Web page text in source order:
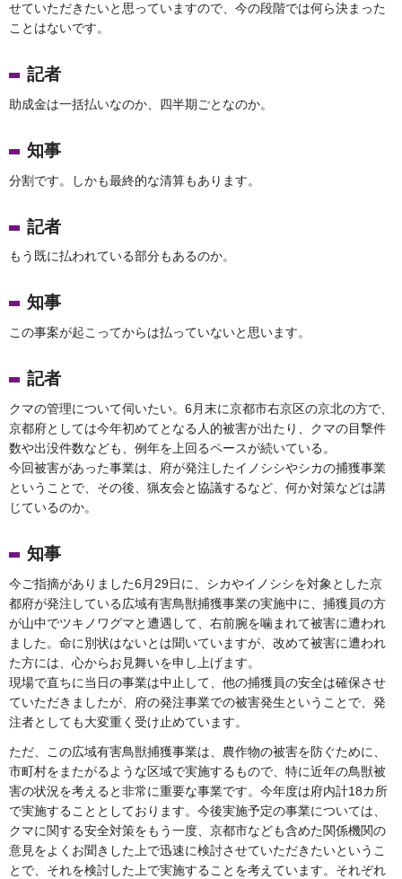
せていただきたいと思っていますので、今の段階では何ら決まった
ことはないです。
記者
助成金は一括払いなのか、四半期ごとなのか。
知事
分割です。しかも最終的な清算もあります。
記者
もう既に払われている部分もあるのか。
知事
この事案が起こってからは払っていないと思います。
記者
クマの管理について伺いたい。6月末に京都市右京区の京北の方で、
京都府としては今年初めてとなる人的被害が出たり、クマの目撃件
数や出没件数なども、例年を上回るペースが続いている。
今回被害があった事業は、府が発注したイノシシやシカの捕獲事業
ということで、その後、猟友会と協議するなど、何か対策などは講
じているのか。
知事
今ご指摘がありました6月29日に、シカやイノシシを対象とした京
都府が発注している広域有害鳥獣捕獲事業の実施中に、捕獲員の方
が山中でツキノワグマと遭遇して、右前腕を噛まれて被害に遭われ
ました。命に別状はないとは聞いていますが、改めて被害に遭われ
た方には、心からお見舞いを申し上げます。
現場で直ちに当日の事業は中止して、他の捕獲員の安全は確保させ
ていただきましたが、府の発注事業での被害発生ということで、発
注者としても大変重く受け止めています。
ただ、この広域有害鳥獣捕獲事業は、農作物の被害を防ぐために、
市町村をまたがるような区域で実施するもので、特に近年の鳥獣被
害の状況を考えると非常に重要な事業です。今年度は府内計18カ所
で実施することとしております。今後実施予定の事業については、
クマに関する安全対策をもう一度、京都市なども含めた関係機関の
意見をよくお聞きした上で迅速に検討させていただきたいというこ
とで、それを検討した上で実施することを考えています。それぞれ